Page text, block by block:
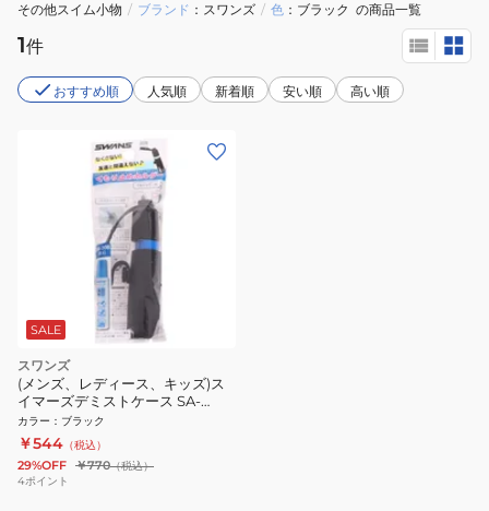
その他スイム小物 / ブランド スワンズ / 色 ブラック の商品一覧
1件
おすすめ順 人気順 新着順 安い順 高い順
SALE
スワンズ
(メンズ、レディース、キッズ)ス
イマーズデミストケース SA-
30ACC BK
カラー ： ブラック
￥544 （税込）
29%OFF ￥770（税込）
4ポイント